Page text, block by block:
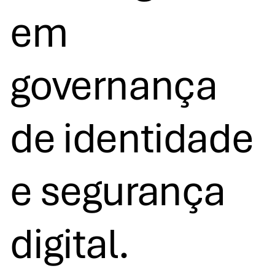
em
governança
de identidade
e segurança
digital.